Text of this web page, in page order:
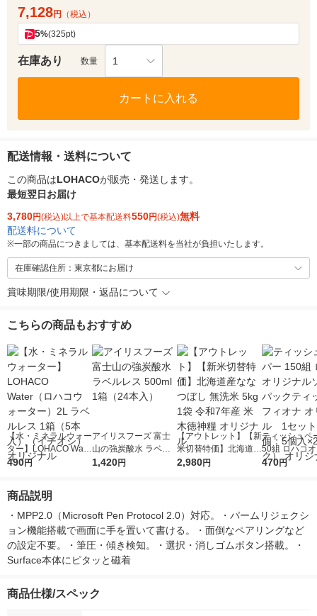
7,128円 （税込）
5%(325pt)
在庫あり 数量 1
カートに入れる
配送情報・送料について
この商品はLOHACOが販売・発送します。
最短翌日お届け
3,780円(税込)以上で基本配送料550円(税込)無料
配送料について
※一部の商品につきましては、基本配送料を当社が負担いたします。
在庫確認住所：東京都にお届け
賞味期限/使用期限・返品について
こちらの商品もおすすめ
【水・ミネラルウォー
ター】LOHACO Wate
r（ロハコウォータ
シ） オリジナル
490円
アイリスフーズ 富士
山の強炭酸水 ラベル
レス 500ml 1箱（24
1,420円
【アウトレット】【新
米切替特価】北海道産
ななつぼし 無洗米 5k
2,980円
ティッシュペ
50組 ロハコ
ルソフトパッ
オリジナル
470円
商品説明
・MPP2.0（Microsoft Pen Protocol 2.0）対応。・パームリジェクシ
ョン機能搭載で画面に手を置いて書ける。・面倒なペアリングなど
の設定不要。・筆圧・傾き検知。・選択・消しゴムボタン搭載。・
Surface本体にピタッと磁着
商品仕様/スペック